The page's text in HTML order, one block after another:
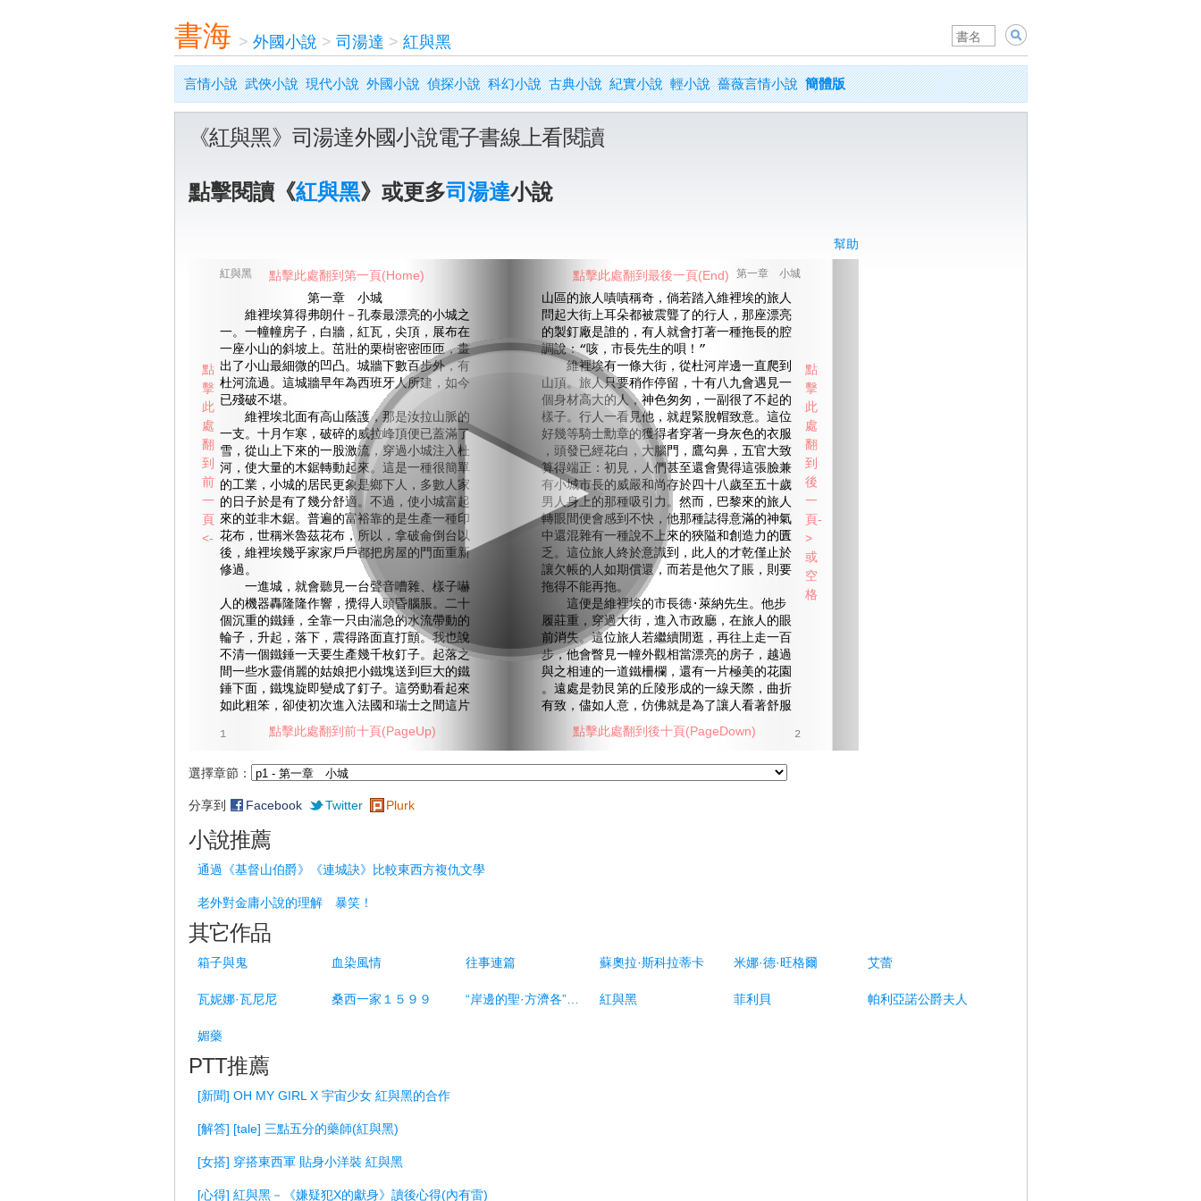
書海 > 外國小說 > 司湯達 > 紅與黑
言情小說 武俠小說 現代小說 外國小說 偵探小說 科幻小說 古典小說 紀實小說 輕小說 薔薇言情小說 簡體版
《紅與黑》司湯達外國小說電子書線上看閱讀
點擊閱讀《紅與黑》或更多司湯達小說
幫助
紅與黑 第一章 小城
第一章 小城
維裡埃算得弗朗什－孔泰最漂亮的小城之
一。一幢幢房子，白牆，紅瓦，尖頂，展布在
一座小山的斜坡上。茁壯的栗樹密密匝匝，畫
出了小山最細微的凹凸。城牆下數百步外，有
杜河流過。這城牆早年為西班牙人所建，如今
已殘破不堪。
維裡埃北面有高山蔭護，那是汝拉山脈的
一支。十月乍寒，破碎的威拉峰頂便已蓋滿了
雪，從山上下來的一股激流，穿過小城注入杜
河，使大量的木鋸轉動起來。這是一種很簡單
的工業，小城的居民更象是鄉下人，多數人家
的日子於是有了幾分舒適。不過，使小城富起
來的並非木鋸。普遍的富裕靠的是生產一種印
花布，世稱米魯茲花布，所以，拿破侖倒台以
後，維裡埃幾乎家家戶戶都把房屋的門面重新
修過。
一進城，就會聽見一台聲音嘈雜、樣子嚇
人的機器轟隆隆作響，攪得人頭昏腦脹。二十
個沉重的鐵錘，全靠一只由湍急的水流帶動的
輪子，升起，落下，震得路面直打顫。我也說
不清一個鐵錘一天要生產幾千枚釘子。起落之
間一些水靈俏麗的姑娘把小鐵塊送到巨大的鐵
錘下面，鐵塊旋即變成了釘子。這勞動看起來
如此粗笨，卻使初次進入法國和瑞士之間這片
山區的旅人嘖嘖稱奇，倘若踏入維裡埃的旅人
問起大街上耳朵都被震聾了的行人，那座漂亮
的製釘廠是誰的，有人就會打著一種拖長的腔
調說：“咳，市長先生的唄！”
維裡埃有一條大街，從杜河岸邊一直爬到
山頂。旅人只要稍作停留，十有八九會遇見一
個身材高大的人，神色匆匆，一副很了不起的
樣子。行人一看見他，就趕緊脫帽致意。這位
好幾等騎士勳章的獲得者穿著一身灰色的衣服
，頭發已經花白，大腦門，鷹勾鼻，五官大致
算得端正：初見，人們甚至還會覺得這張臉兼
有小城市長的威嚴和尚存於四十八歲至五十歲
男人身上的那種吸引力。然而，巴黎來的旅人
轉眼間便會感到不快，他那種誌得意滿的神氣
中還混雜有一種說不上來的狹隘和創造力的匱
乏。這位旅人終於意識到，此人的才乾僅止於
讓欠帳的人如期償還，而若是他欠了賬，則要
拖得不能再拖。
這便是維裡埃的市長德·萊納先生。他步
履莊重，穿過大街，進入市政廳，在旅人的眼
前消失。這位旅人若繼續閒逛，再往上走一百
步，他會瞥見一幢外觀相當漂亮的房子，越過
與之相連的一道鐵柵欄，還有一片極美的花園
。遠處是勃艮第的丘陵形成的一線天際，曲折
有致，儘如人意，仿佛就是為了讓人看著舒服
1 2
選擇章節：
分享到 Facebook Twitter Plurk
點擊此處翻到第一頁(Home) 點擊此處翻到最後一頁(End)
點擊此處翻到前十頁(PageUp) 點擊此處翻到後十頁(PageDown)
點
擊
此
處
翻
到
前
一
頁
<-
點
擊
此
處
翻
到
後
一
頁-
>
或
空
格
小說推薦
通過《基督山伯爵》《連城訣》比較東西方複仇文學
老外對金庸小說的理解 暴笑！
其它作品
箱子與鬼 血染風情 往事連篇 蘇奧拉·斯科拉蒂卡 米娜·德·旺格爾 艾蕾
瓦妮娜·瓦尼尼 桑西一家１５９９ “岸邊的聖·方濟各”教堂 紅與黑 菲利貝 帕利亞諾公爵夫人
媚藥
PTT推薦
[新聞] OH MY GIRL X 宇宙少女 紅與黑的合作
[解答] [tale] 三點五分的藥師(紅與黑)
[女搭] 穿搭東西軍 貼身小洋裝 紅與黑
[心得] 紅與黑－《嫌疑犯X的獻身》讀後心得(內有雷)